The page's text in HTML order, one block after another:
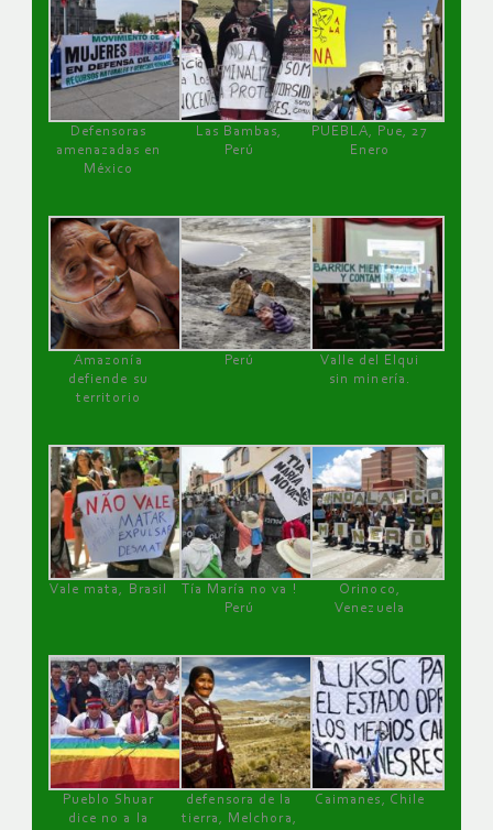
Defensoras
amenazadas en
México
Las Bambas,
Perú
PUEBLA, Pue, 27
Enero
Amazonía
defiende su
territorio
Perú
Valle del Elqui
sin minería.
Vale mata, Brasil
Tía María no va !
Perú
Orinoco,
Venezuela
Pueblo Shuar
dice no a la
defensora de la
tierra, Melchora,
Caimanes, Chile